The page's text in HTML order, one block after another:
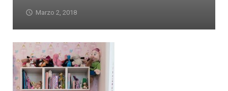
BLOG Marzo 2, 2018